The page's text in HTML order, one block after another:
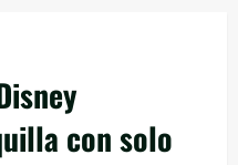
con solo